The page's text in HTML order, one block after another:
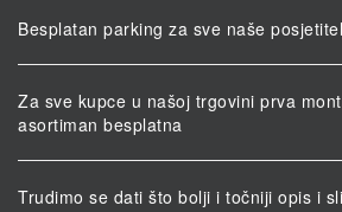
Besplatan parking za sve naše
Za sve kupce u našoj trgovini prva
asortiman besplatna
Trudimo se dati što bolji i točniji opis i